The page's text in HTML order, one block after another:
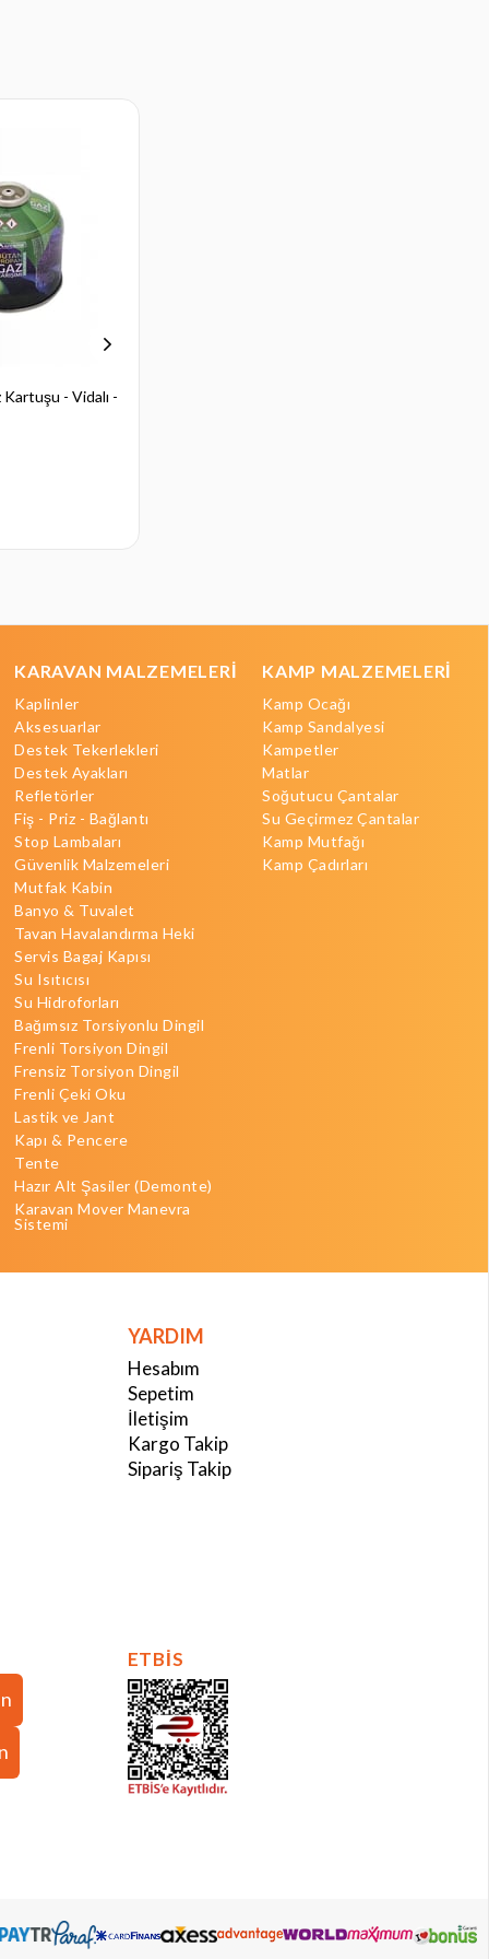
Kartuşu - Vidalı -
KARAVAN MALZEMELERİ
Kaplinler
Aksesuarlar
Destek Tekerlekleri
Destek Ayakları
Refletörler
Fiş - Priz - Bağlantı
Stop Lambaları
Güvenlik Malzemeleri
Mutfak Kabin
Banyo & Tuvalet
Tavan Havalandırma Heki
Servis Bagaj Kapısı
Su Isıtıcısı
Su Hidroforları
Bağımsız Torsiyonlu Dingil
Frenli Torsiyon Dingil
Frensiz Torsiyon Dingil
Frenli Çeki Oku
Lastik ve Jant
Kapı & Pencere
Tente
Hazır Alt Şasiler (Demonte)
Karavan Mover Manevra
Sistemi
KAMP MALZEMELERİ
Kamp Ocağı
Kamp Sandalyesi
Kampetler
Matlar
Soğutucu Çantalar
Su Geçirmez Çantalar
Kamp Mutfağı
Kamp Çadırları
YARDIM
Hesabım
Sepetim
İletişim
Kargo Takip
Sipariş Takip
ETBİS